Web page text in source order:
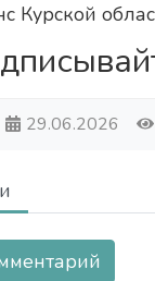
Курской
29.06.2026